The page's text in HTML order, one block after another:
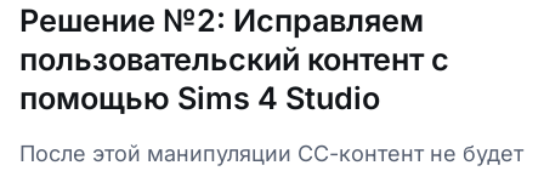
Решение №2: Исправляем
пользовательский контент с
помощью Sims 4 Studio
После этой манипуляции СС-контент не будет